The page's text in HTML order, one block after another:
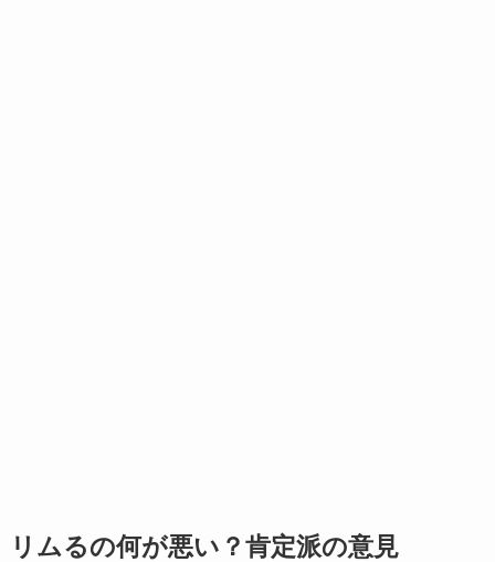
リムるの何が悪い？肯定派の意見